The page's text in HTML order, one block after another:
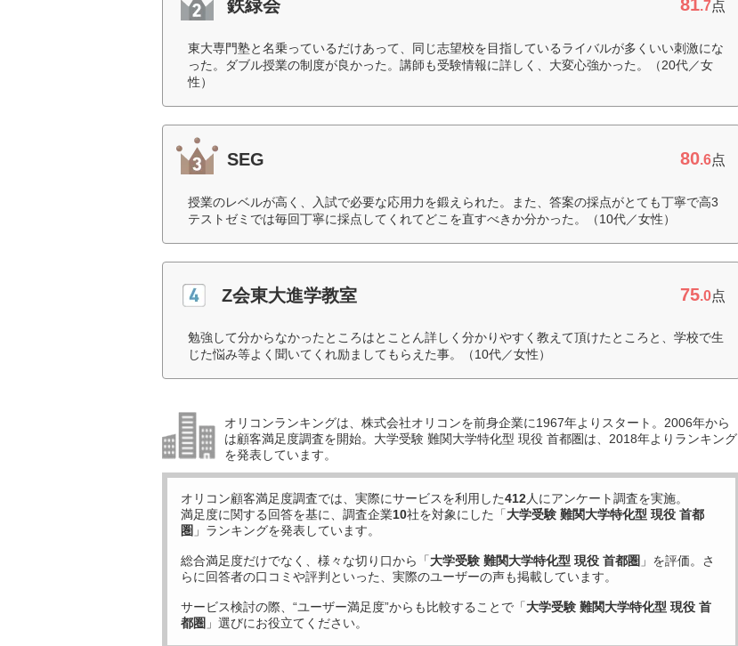
鉄緑会 81.7点
東大専門塾と名乗っているだけあって、同じ志望校を目指しているライバルが多くいい刺激にな
った。ダブル授業の制度が良かった。講師も受験情報に詳しく、大変心強かった。（20代／女
性）
SEG 80.6点
授業のレベルが高く、入試で必要な応用力を鍛えられた。また、答案の採点がとても丁寧で高3
テストゼミでは毎回丁寧に採点してくれてどこを直すべきか分かった。（10代／女性）
Z会東大進学教室 75.0点
勉強して分からなかったところはとことん詳しく分かりやすく教えて頂けたところと、学校で生
じた悩み等よく聞いてくれ励ましてもらえた事。（10代／女性）
オリコンランキングは、株式会社オリコンを前身企業に1967年よりスタート。2006年から
は顧客満足度調査を開始。大学受験 難関大学特化型 現役 首都圏は、2018年よりランキング
を発表しています。
オリコン顧客満足度調査では、実際にサービスを利用した412人にアンケート調査を実施。
満足度に関する回答を基に、調査企業10社を対象にした「大学受験 難関大学特化型 現役 首都
圏 」ランキングを発表しています。
総合満足度だけでなく、様々な切り口から「大学受験 難関大学特化型 現役 首都圏 」を評価。さ
らに回答者の口コミや評判といった、実際のユーザーの声も掲載しています。
サービス検討の際、“ユーザー満足度”からも比較することで「大学受験 難関大学特化型 現役 首
都圏 」選びにお役立てください。